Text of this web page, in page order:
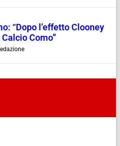
“Dopo l’effetto Clooney
Como”